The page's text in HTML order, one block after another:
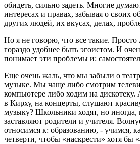
обидеть, сильно задеть. Многие
интересах и правах, забывая о своих
других людей, их вкусах, делах,
Но я не говорю, что все такие.
гораздо удобнее быть эгоистом. И
понимает эти проблемы и:
Еще очень жаль, что мы забыли о
музыке. Мы чаще либо смотрим
компьютере либо ходим на
в Кирху, на концерты, слушают
музыку? Школьники ходят, но иногда,
заставляют родители и учителя.
относимся к: образованию, - учимся,
четверти, чтобы «наскрести» хотя бы